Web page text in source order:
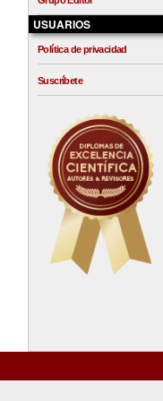
USUARIOS
Política de privacidad
Suscríbete